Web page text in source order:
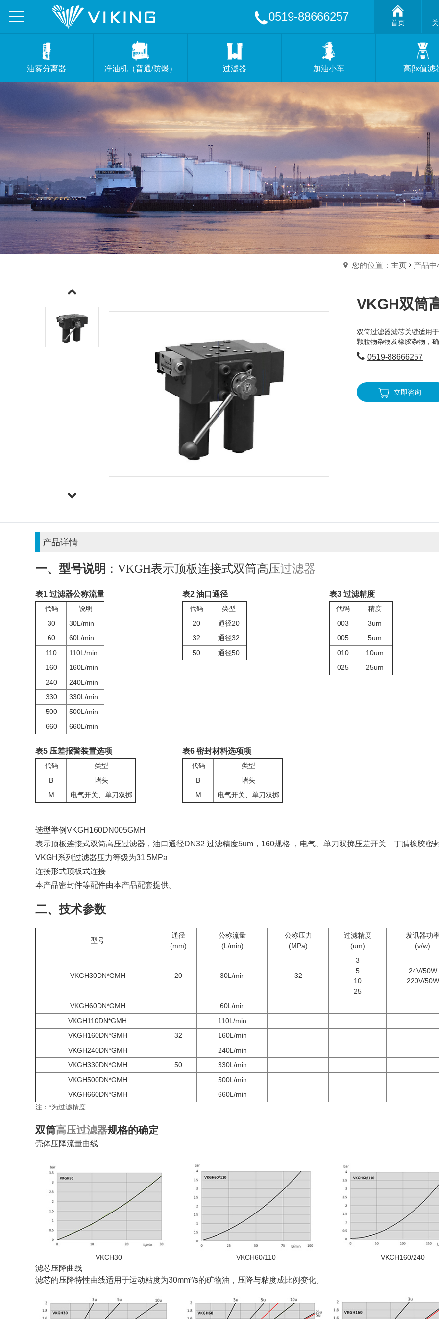
0519-88666257 首页
油雾分离器 净油机（普通/防爆） 过滤器 加油小车 高βx值滤
您的位置：主页 产品中
VKGH双筒
双筒过滤器滤芯关键适用
颗粒物杂物及橡胶杂物，
0519-88666257
立即咨询
产品详情
一、型号说明 ：VKGH表示顶板连接式双筒高压过滤器
表1 过滤器公称流量
代码
说明
30
30L/min
60
60L/min
110
110L/min
160
160L/min
240
240L/min
330
330L/min
500
500L/min
660
660L/min
表2 油口通径
代码
类型
20
通径20
32
通径32
50
通径50
表3 过滤精度
代码
精度
003
3um
005
5um
010
10um
025
25um
表5 压差报警装置选项
代码
类型
B
堵头
M
电气开关、单刀双掷
表6 密封材料选项项
代码
类型
B
堵头
M
电气开关、单刀双掷
选型举例VKGH160DN005GMH
表示顶板连接式双筒高压过滤器，油口通径DN32 过滤精度5um，160规格 ，电气、单刀双掷压差开关，丁腈橡胶密
VKGH系列过滤器压力等级为31.5MPa
连接形式顶板式连接
本产品密封件等配件由本产品配套提供。
二、技术参数
型号
通径
(mm)
公称流量
(L/min)
公称压力
(MPa)
过滤精度
(um)
发讯器功
(v/w)
VKGH30DN*GMH 20 30L/min 32
3
5
10
25
24V/50W
220V/50W
VKGH60DN*GMH
60L/min
VKGH110DN*GMH
110L/min
VKGH160DN*GMH
32
160L/min
VKGH240DN*GMH
240L/min
VKGH330DN*GMH
50
330L/min
VKGH500DN*GMH
500L/min
VKGH660DN*GMH
660L/min
注：*为过滤精度
双筒高压过滤器规格的确定
壳体压降流量曲线
VKCH30 VKCH60/110 VKCH160/240
滤芯压降曲线
滤芯的压降特性曲线适用于运动粘度为30mm²/s的矿物油，压降与粘度成比例变化。